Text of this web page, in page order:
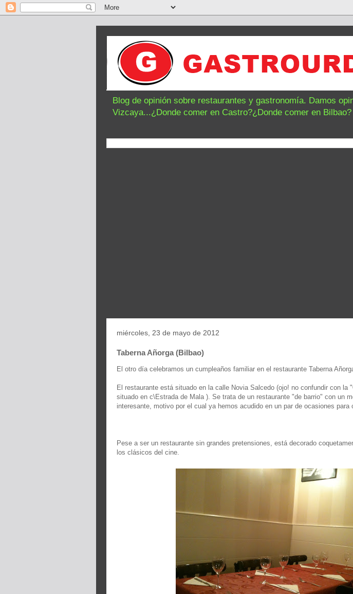
Blog de opinión sobre restaurantes y gastronomía. Damos
Vizcaya...¿Donde comer en Castro?¿Donde comer en Bilbao?
miércoles, 23 de mayo de 2012
Taberna Añorga (Bilbao)
El otro día celebramos un cumpleaños familiar en el restaurante Taberna
El restaurante está situado en la calle Novia Salcedo (ojo! no confundir con la
situado en c\Estrada de Mala ). Se trata de un restaurante "de barrio" con un
interesante, motivo por el cual ya hemos acudido en un par de ocasiones para
Pese a ser un restaurante sin grandes pretensiones, está decorado
los clásicos del cine.